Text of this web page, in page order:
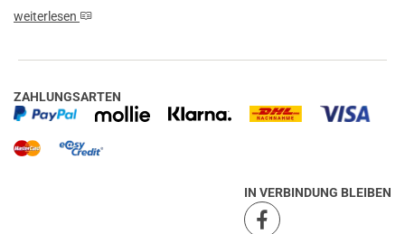
weiterlesen
ZAHLUNGSARTEN
IN VERBINDUNG BLEIBEN